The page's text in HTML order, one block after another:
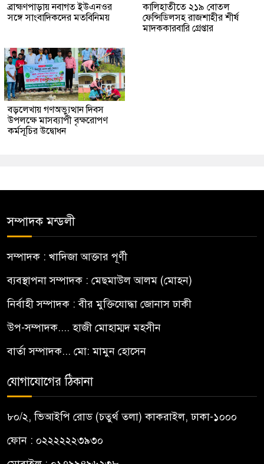
ব্রাহ্মণপাড়ায় নবাগত ইউএনওর
সঙ্গে সাংবাদিকদের মতবিনিময়
কালিহাতীতে ২১৯ বোতল
ফেন্সিডিলসহ রাজশাহীর শীর্ষ
মাদককারবারি গ্রেপ্তার
বড়লেখায় গণঅভ্যুত্থান দিবস
উপলক্ষে মাসব্যাপী বৃক্ষরোপণ
কর্মসূচির উদ্বোধন
সম্পাদক মন্ডলী
সম্পাদক : খাদিজা আক্তার পূর্ণী
ব্যবস্থাপনা সম্পাদক : মেছমাউল আলম (মোহন)
নির্বাহী সম্পাদক : বীর মুক্তিযোদ্ধা জোনাস ঢাকী
উপ-সম্পাদক.... হাজী মোহাম্মদ মহসীন
বার্তা সম্পাদক... মো: মামুন হোসেন
যোগাযোগের ঠিকানা
৮০/২, ভিআইপি রোড (চতুর্থ তলা) কাকরাইল, ঢাকা-১০০০
ফোন : ০২২২২২২৩৯৩০